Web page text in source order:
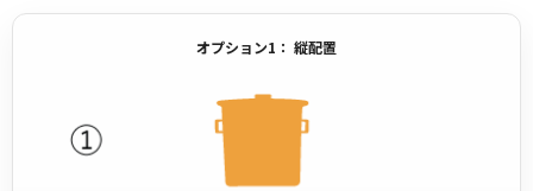
オプション1： 縦配置